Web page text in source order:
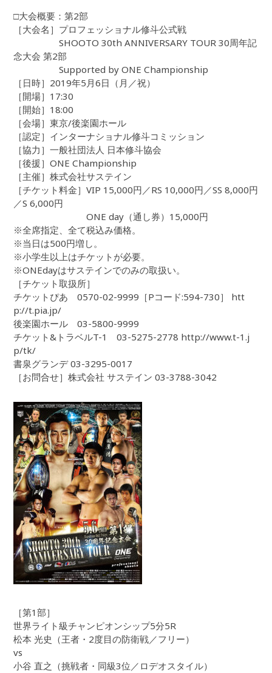
□大会概要：第2部
［大会名］プロフェッショナル修斗公式戦
SHOOTO 30th ANNIVERSARY TOUR 30周年記
念大会 第2部
Supported by ONE Championship
［日時］2019年5月6日（月／祝）
［開場］17:30
［開始］18:00
［会場］東京/後楽園ホール
［認定］インターナショナル修斗コミッション
［協力］一般社団法人 日本修斗協会
［後援］ONE Championship
［主催］株式会社サステイン
［チケット料金］VIP 15,000円／RS 10,000円／SS 8,000円
／S 6,000円
ONE day（通し券）15,000円
※全席指定、全て税込み価格。
※当日は500円増し。
※小学生以上はチケットが必要。
※ONEdayはサステインでのみの取扱い。
［チケット取扱所］
チケットぴあ 0570-02-9999［Pコード:594-730］ htt
p://t.pia.jp/
後楽園ホール 03-5800-9999
チケット&トラベルT-1 03-5275-2778 http://www.t-1.j
p/tk/
書泉グランデ 03-3295-0017
［お問合せ］株式会社 サステイン 03-3788-3042
［第1部］
世界ライト級チャンピオンシップ5分5R
松本 光史（王者・2度目の防衛戦／フリー）
vs
小谷 直之（挑戦者・同級3位／ロデオスタイル）